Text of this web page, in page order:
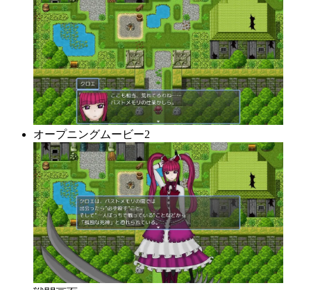
オープニングムービー2